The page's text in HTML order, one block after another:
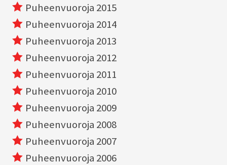
Puheenvuoroja 2015
Puheenvuoroja 2014
Puheenvuoroja 2013
Puheenvuoroja 2012
Puheenvuoroja 2011
Puheenvuoroja 2010
Puheenvuoroja 2009
Puheenvuoroja 2008
Puheenvuoroja 2007
Puheenvuoroja 2006